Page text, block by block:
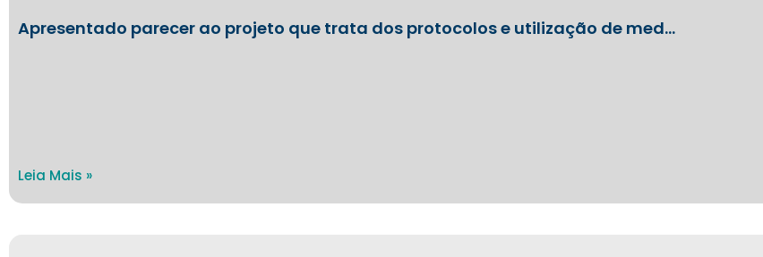
Apresentado parecer ao projeto que trata dos protocolos e utilização de med…
Leia Mais »